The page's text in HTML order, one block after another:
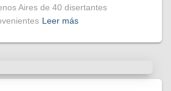
Aires de 40 disertantes
Leer más